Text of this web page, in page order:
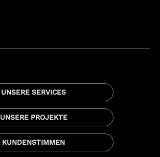
UNSERE SERVICES
UNSERE PROJEKTE
KUNDENSTIMMEN